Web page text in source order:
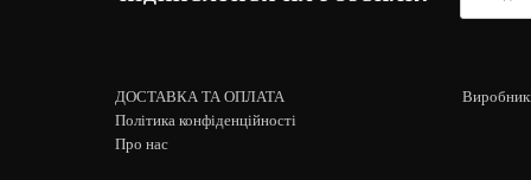
ДОСТАВКА ТА ОПЛАТА
Політика конфіденційності
Про нас